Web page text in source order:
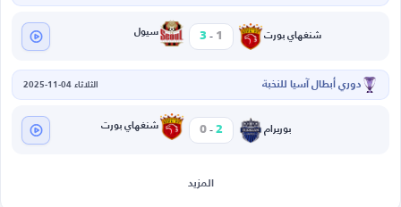
شنغهاي بورت 1
-
3 سيول
دوري أبطال آسيا للنخبة الثلاثاء 04-11-2025
بوريرام 2
-
0 شنغهاي بورت
المزيد